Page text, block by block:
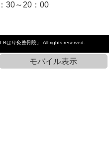
30～20：00
はり灸整骨院」 All rights reserved.
モバイル表示